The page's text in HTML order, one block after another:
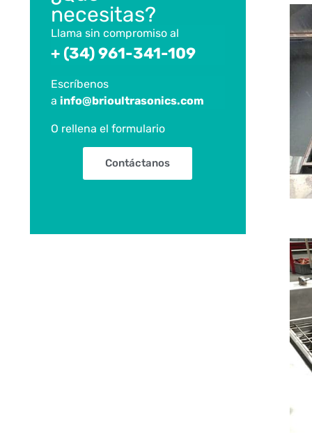
necesitas?
Llama sin compromiso al
+ (34) 961-341-109
Escríbenos
a info@brioultrasonics.com
O rellena el formulario
Contáctanos